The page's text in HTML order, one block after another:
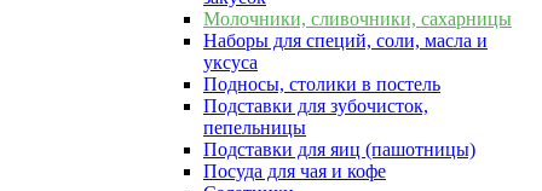
Молочники, сливочники, сахарницы
Наборы для специй, соли, масла и
уксуса
Подносы, столики в постель
Подставки для зубочисток,
пепельницы
Подставки для яиц (пашотницы)
Посуда для чая и кофе